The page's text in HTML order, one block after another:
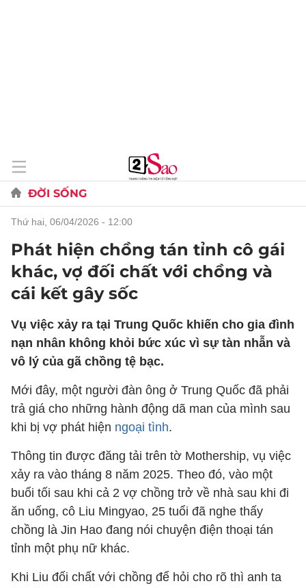
ĐỜI SỐNG
thứ hai, 06/04/2026 - 12:00
Phát hiện chồng tán tỉnh cô gái
khác, vợ đối chất với chồng và
cái kết gây sốc
Vụ việc xảy ra tại Trung Quốc khiến cho gia đình
nạn nhân không khỏi bức xúc vì sự tàn nhẫn và
vô lý của gã chồng tệ bạc.
Mới đây, một người đàn ông ở Trung Quốc đã phải
trả giá cho những hành động dã man của mình sau
khi bị vợ phát hiện ngoại tình.
Thông tin được đăng tải trên tờ Mothership, vụ việc
xảy ra vào tháng 8 năm 2025. Theo đó, vào một
buổi tối sau khi cả 2 vợ chồng trở về nhà sau khi đi
ăn uống, cô Liu Mingyao, 25 tuổi đã nghe thấy
chồng là Jin Hao đang nói chuyện điện thoại tán
tỉnh một phụ nữ khác.
Khi Liu đối chất với chồng để hỏi cho rõ thì anh ta